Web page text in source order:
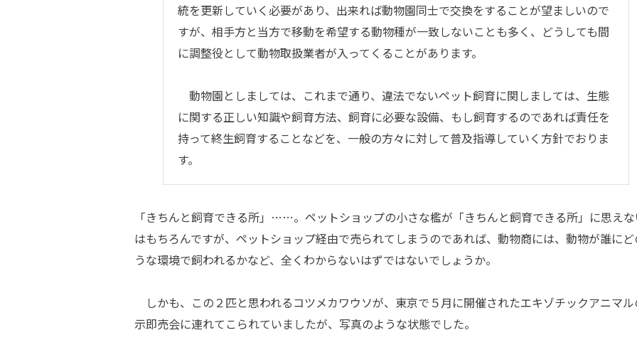
統を更新していく必要があり、出来れば動物園同士で交換をすることが望ましいので
すが、相手方と当方で移動を希望する動物種が一致しないことも多く、どうしても間
に調整役として動物取扱業者が入ってくることがあります。
動物園としましては、これまで通り、違法でないペット飼育に関しましては、生態
に関する正しい知識や飼育方法、飼育に必要な設備、もし飼育するのであれば責任を
持って終生飼育することなどを、一般の方々に対して普及指導していく方針でおりま
す。
「きちんと飼育できる所」……。ペットショップの小さな檻が「きちんと飼育できる所」に思え
はもちろんですが、ペットショップ経由で売られてしまうのであれば、動物商には、動物が誰に
うな環境で飼われるかなど、全くわからないはずではないでしょうか。
しかも、この２匹と思われるコツメカワウソが、東京で５月に開催されたエキゾチックアニマ
示即売会に連れてこられていましたが、写真のような状態でした。